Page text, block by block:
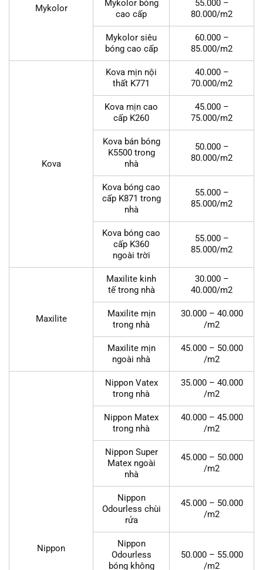
Mykolor
Mykolor bóng
cao cấp
55.000 –
80.000/m2
Mykolor siêu
bóng cao cấp
60.000 –
85.000/m2
Kova
Kova mịn nội
thất K771
40.000 –
70.000/m2
Kova mịn cao
cấp K260
45.000 –
75.000/m2
Kova bán bóng
K5500 trong
nhà
50.000 –
80.000/m2
Kova bóng cao
cấp K871 trong
nhà
55.000 –
85.000/m2
Kova bóng cao
cấp K360
ngoài trời
55.000 –
85.000/m2
Maxilite
Maxilite kinh
tế trong nhà
30.000 –
40.000/m2
Maxilite mịn
trong nhà
30.000 – 40.000
/m2
Maxilite mịn
ngoài nhà
45.000 – 50.000
/m2
Nippon
Nippon Vatex
trong nhà
35.000 – 40.000
/m2
Nippon Matex
trong nhà
40.000 – 45.000
/m2
Nippon Super
Matex ngoài
nhà
45.000 – 50.000
/m2
Nippon
Odourless chùi
rửa
45.000 – 50.000
/m2
Nippon
Odourless
bóng không
50.000 – 55.000
/m2